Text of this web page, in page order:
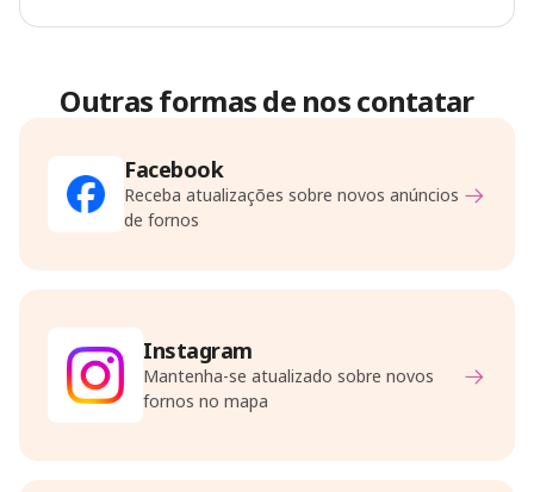
Outras formas de nos contatar
Facebook
Receba atualizações sobre novos anúncios
de fornos
Instagram
Mantenha-se atualizado sobre novos
fornos no mapa